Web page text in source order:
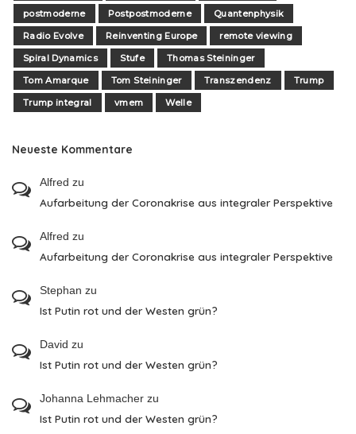
postmoderne Postpostmoderne
Quantenphysik
Radio Evolve
Reinventing Europe
remote viewing
Spiral Dynamics
Stufe
Thomas Steininger
Tom Amarque
Tom Steininger Transzendenz
Trump
Trump integral
vmem Welle
Neueste Kommentare
Alfred zu
Aufarbeitung der Coronakrise aus integraler Perspektive
Alfred zu
Aufarbeitung der Coronakrise aus integraler Perspektive
Stephan zu
Ist Putin rot und der Westen grün?
David zu
Ist Putin rot und der Westen grün?
Johanna Lehmacher zu
Ist Putin rot und der Westen grün?